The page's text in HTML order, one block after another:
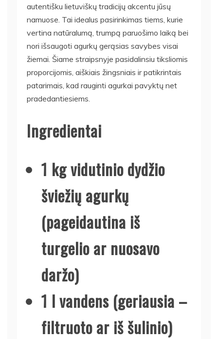
autentišku lietuviškų tradicijų akcentu jūsų
namuose. Tai idealus pasirinkimas tiems, kurie
vertina natūralumą, trumpą paruošimo laiką bei
nori išsaugoti agurkų gerąsias savybes visai
žiemai. Šiame straipsnyje pasidalinsiu tiksliomis
proporcijomis, aiškiais žingsniais ir patikrintais
patarimais, kad rauginti agurkai pavyktų net
pradedantiesiems.
Ingredientai
1 kg vidutinio dydžio
šviežių agurkų
(pageidautina iš
turgelio ar nuosavo
daržo)
1 l vandens (geriausia –
filtruoto ar iš šulinio)